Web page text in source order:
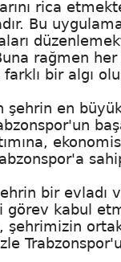
rica
Bu
rağmen
bir algı
şehrin en
bir evladı
kabul
şehrimizin